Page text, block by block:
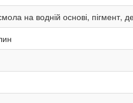
на водній основі, пігмент,